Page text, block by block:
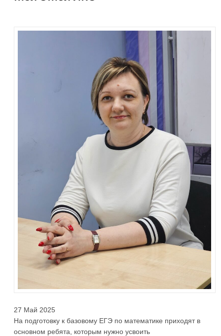
27 Май 2025
На подготовку к базовому ЕГЭ по математике приходят в
основном ребята, которым нужно усвоить